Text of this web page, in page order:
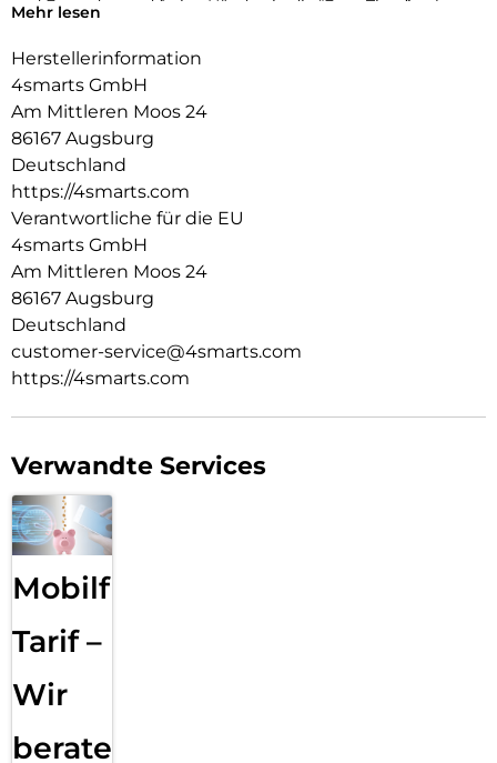
und Freunden und freien Händen in die “Face-Time” gehen.
Die Handschlaufe bietet Komfort und (Griff-)Sicherheit: So
präsentiert, die Route durch die Stadt studiert oder auch nur
die E-Mails gecheckt werden.
Verschlussfähige Aussparungen:
Die passgenauen Bedienelemente des Rugged Case Grip für
Samsung Galaxy Tab A11 erhalten die perfekte Bedienbarkeit
deines Tablets. Außerdem lässt sich die Hülle für den
Rundumschutz deines Tablets ganz einfach montieren.
Mehr lesen
Herstellerinformation
4smarts GmbH
Am Mittleren Moos 24
86167 Augsburg
Deutschland
https://4smarts.com
Verantwortliche für die EU
4smarts GmbH
Am Mittleren Moos 24
86167 Augsburg
Deutschland
customer-service@4smarts.com
https://4smarts.com
Verwandte Services
Mobilfunk
Tarif –
Wir
beraten